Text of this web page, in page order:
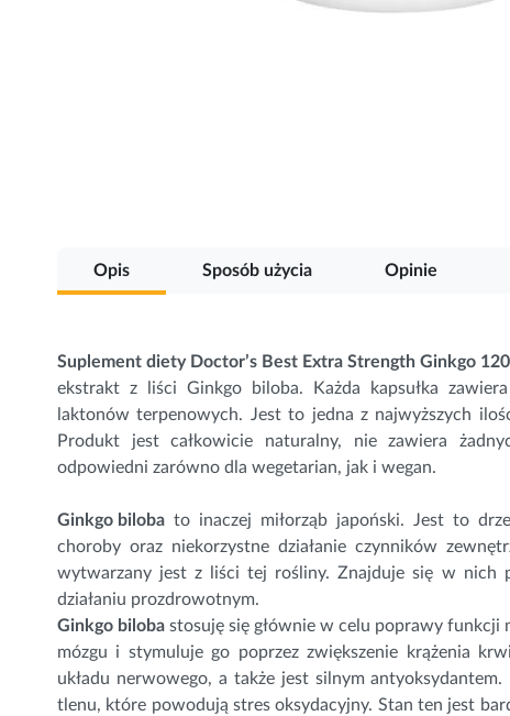
Opis
Suplement diety Doctor’s Best Extra Strength Ginkgo
ekstrakt z liści Ginkgo biloba. Każda kapsułka
laktonów terpenowych. Jest to jedna z najwyższych
Produkt jest całkowicie naturalny, nie zawiera
odpowiedni zarówno dla wegetarian, jak i wegan.
Ginkgo biloba to inaczej miłorząb japoński. Jest to
choroby oraz niekorzystne działanie czynników
wytwarzany jest z liści tej rośliny. Znajduje się w nich
działaniu prozdrowotnym.
Ginkgo biloba stosuję się głównie w celu poprawy funkcji
mózgu i stymuluje go poprzez zwiększenie krążenia
układu nerwowego, a także jest silnym
tlenu, które powodują stres oksydacyjny. Stan ten jest
Sposób użycia Opinie